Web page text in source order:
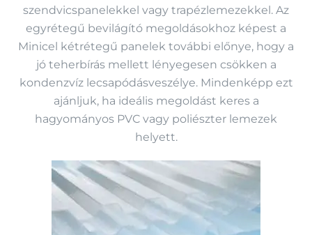
szendvicspanelekkel vagy trapézlemezekkel. Az
egyrétegű bevilágító megoldásokhoz képest a
Minicel kétrétegű panelek további előnye, hogy a
jó teherbírás mellett lényegesen csökken a
kondenzvíz lecsapódásveszélye. Mindenképp ezt
ajánljuk, ha ideális megoldást keres a
hagyományos PVC vagy poliészter lemezek
helyett.